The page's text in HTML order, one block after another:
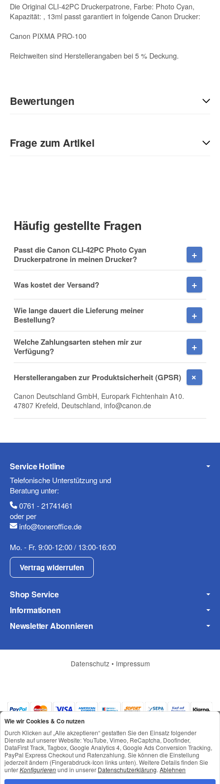
Die Original CLI-42PC Druckerpatrone, Farbe: Photo Cyan,
Kapazität: , 13ml passt garantiert in folgende Canon Drucker:
Canon PIXMA PRO-100
Reichweiten sind Herstellerangaben bei 5 % Deckung.
Bewertungen
Sie Anderen bei der Kaufentscheidung:
Frage zum Artikel
Firma
E-Mail
Mobiltelefon
Fax
Frage zum Artikel
Häufig gestellte Fragen
Passt die Canon CLI-42PC Photo Cyan
Druckerpatrone in meinen Drucker?
Was kostet der Versand?
Wie lange dauert die Lieferung meiner
Bestellung?
Welche Zahlungsarten stehen mir zur
Verfügung?
Herstellerangaben zur Produktsicherheit (GPSR)
Canon Deutschland GmbH, Europark Fichtenhain A10.
47807 Krefeld, Deutschland, info@canon.de
Service Hotline
Telefonische Unterstützung und
Beratung unter:
0761 - 21741461
oder per
info@toneroffice.de
Mo. - Fr. 9:00-12:00 / 13:00-16:00
Vertrag widerrufen
Shop Service
Informationen
Newsletter Abonnieren
Datenschutz • Impressum
*Alle Preise inkl. gesetzlicher USt., zzgl.Versand
© © Toneroffice.de
Wie wir Cookies & Co nutzen
Durch Klicken auf „Alle akzeptieren“ gestatten Sie den Einsatz folgender
Dienste auf unserer Website: YouTube, Vimeo, ReCaptcha, Doofinder,
DataFirst Track, Tagbox, Google Analytics 4, Google Ads Conversion Tracking,
PayPal Express Checkout und Ratenzahlung. Sie können die Einstellung
jederzeit ändern (Fingerabdruck-Icon links unten). Weitere Details finden Sie
unterKonfigurierenund in unserer Datenschutzerklärung. Ablehnen